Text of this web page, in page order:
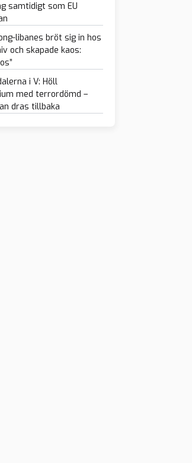
samtidigt som EU
libanes bröt sig in hos
och skapade kaos:
i V: Höll
med terrordömd –
dras tillbaka